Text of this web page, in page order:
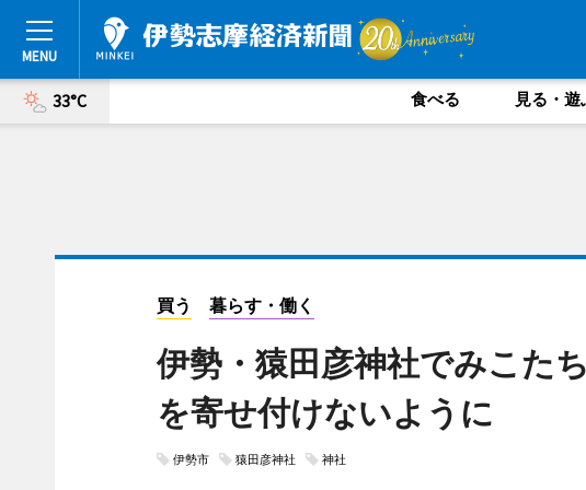
33°C 食べる 見る・遊
買う 暮らす・働く
伊勢・猿田彦神社でみこた
を寄せ付けないように
伊勢市 猿田彦神社 神社